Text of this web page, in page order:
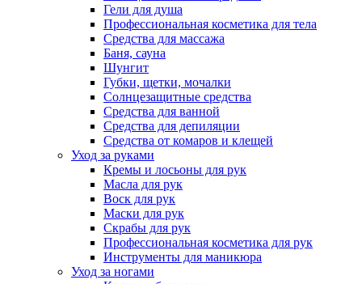
Гели для душа
Профессиональная косметика для тела
Средства для массажа
Баня, сауна
Шунгит
Губки, щетки, мочалки
Солнцезащитные средства
Средства для ванной
Средства для депиляции
Средства от комаров и клещей
Уход за руками
Кремы и лосьоны для рук
Масла для рук
Воск для рук
Маски для рук
Скрабы для рук
Профессиональная косметика для рук
Инструменты для маникюра
Уход за ногами